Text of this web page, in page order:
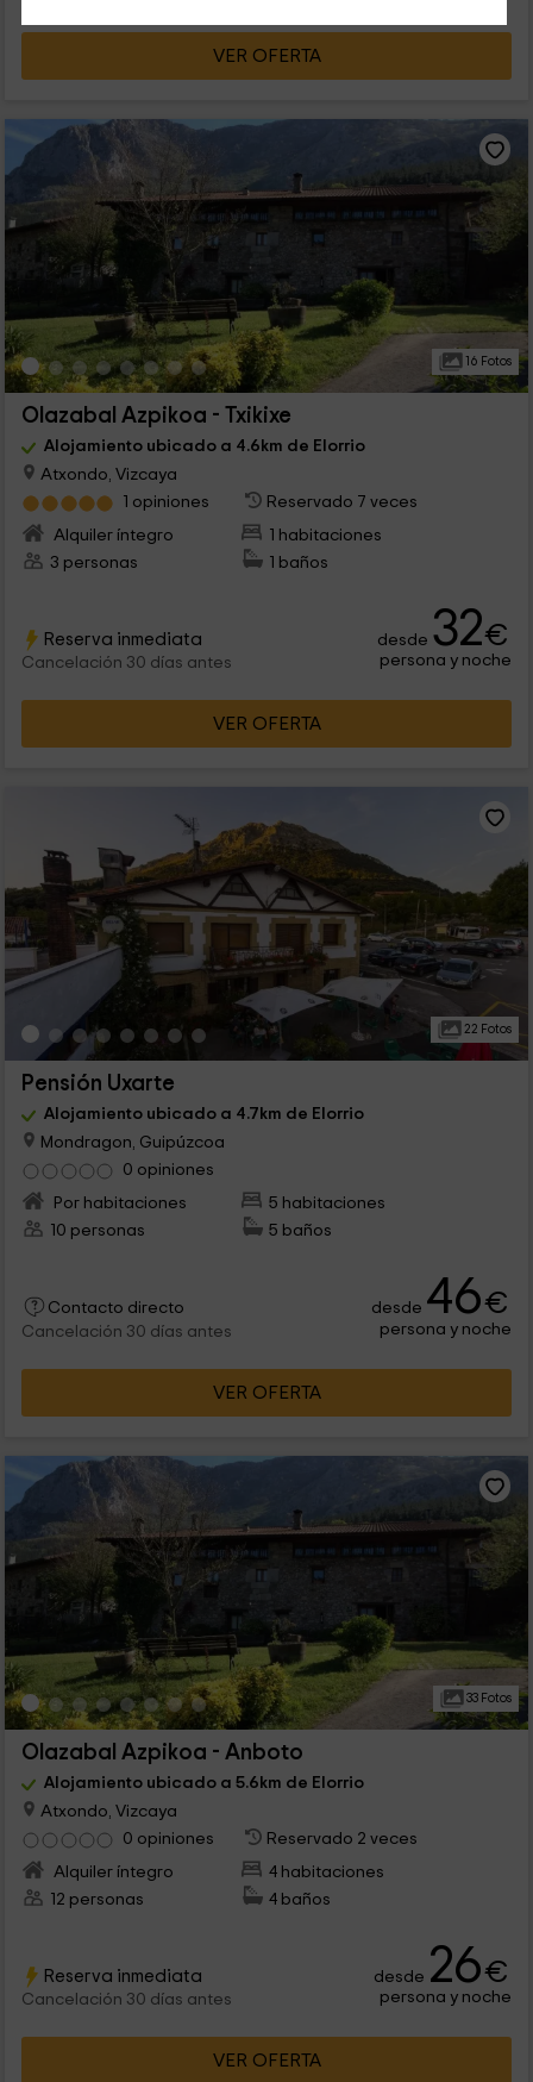
VER OFERTA
16 Fotos
Olazabal Azpikoa - Txikixe
Alojamiento ubicado a 4.6km de Elorrio
Atxondo, Vizcaya
1 opiniones
Reservado 7 veces
Alquiler íntegro
1 habitaciones
3 personas
1 baños
Reserva inmediata
Cancelación 30 días antes
desde 32€
persona y noche
VER OFERTA
22 Fotos
Pensión Uxarte
Alojamiento ubicado a 4.7km de Elorrio
Mondragon, Guipúzcoa
0 opiniones
Por habitaciones
5 habitaciones
10 personas
5 baños
Contacto directo
Cancelación 30 días antes
desde 46€
persona y noche
VER OFERTA
33 Fotos
Olazabal Azpikoa - Anboto
Alojamiento ubicado a 5.6km de Elorrio
Atxondo, Vizcaya
0 opiniones
Reservado 2 veces
Alquiler íntegro
4 habitaciones
12 personas
4 baños
Reserva inmediata
Cancelación 30 días antes
desde 26€
persona y noche
VER OFERTA